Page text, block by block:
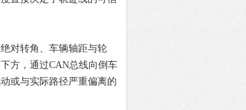
对转角、车辆轴距与轮
方，通过CAN总线向倒车
或与实际路径严重偏离的